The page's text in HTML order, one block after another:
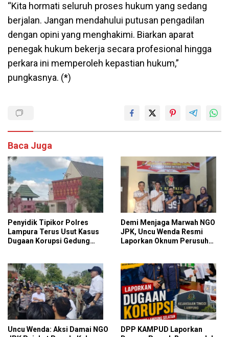
“Kita hormati seluruh proses hukum yang sedang
berjalan. Jangan mendahului putusan pengadilan
dengan opini yang menghakimi. Biarkan aparat
penegak hukum bekerja secara profesional hingga
perkara ini memperoleh kepastian hukum,”
pungkasnya. (*)
Baca Juga
Penyidik Tipikor Polres
Lampura Terus Usut Kasus
Dugaan Korupsi Gedung
Demi Menjaga Marwah NGO
JPK, Uncu Wenda Resmi
Laporkan Oknum Perusuh
Uncu Wenda: Aksi Damai NGO
DPP KAMPUD Laporkan